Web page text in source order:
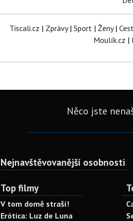
Tiscali.cz | Zprávy| Sport| Ženy|
Moulík.cz |
Něco jste
Nejnavštěvovanější osobnosti
Top filmy
V tom domě straší!
Erótica: Luz de Luna